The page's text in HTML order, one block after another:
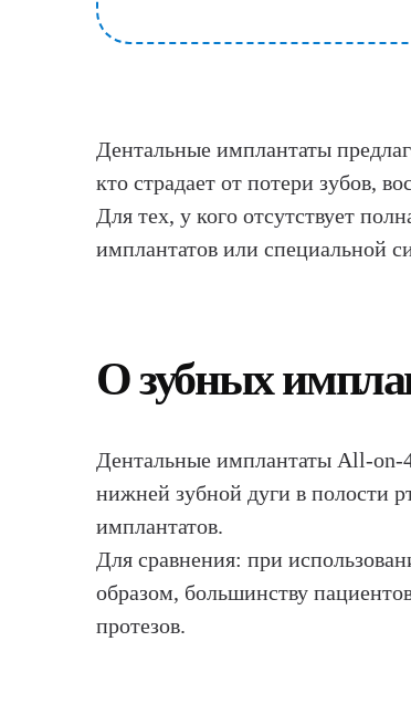
Дентальные имплантаты
кто страдает от потери зубов,
Для тех, у кого отсутствует
имплантатов или специальной
О зубных
Дентальные имплантаты All-on-
нижней зубной дуги в полости
имплантатов.
Для сравнения: при
образом, большинству
протезов.